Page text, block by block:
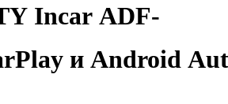
Incar ADF-
и Android